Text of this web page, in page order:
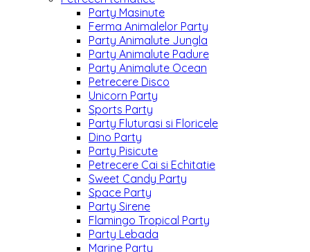
Party Masinute
Ferma Animalelor Party
Party Animalute Jungla
Party Animalute Padure
Party Animalute Ocean
Petrecere Disco
Unicorn Party
Sports Party
Party Fluturasi si Floricele
Dino Party
Party Pisicute
Petrecere Cai si Echitatie
Sweet Candy Party
Space Party
Party Sirene
Flamingo Tropical Party
Party Lebada
Marine Party